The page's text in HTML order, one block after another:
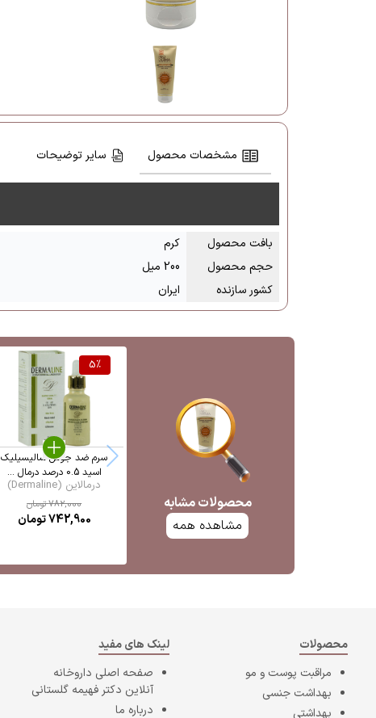
مشخصات محصول سایر توضیحات
بافت محصول کرم
حجم محصول
200 میل
کشور سازنده
ایران
محصولات مشابه
مشاهده همه
5%
سرم ضد جوش سالیسیلیک
اسید 0.5 درصد درمال ...
درمالاین (Dermaline)
782,000تومان
742,900تومان
محصولات
مراقبت پوست و مو
بهداشت جنسی
بهداشتی
لینک های مفید
صفحه اصلی داروخانه
آنلاین دکتر فهیمه گلستانی
درباره ما